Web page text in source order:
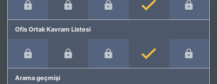
Ofis Ortak Kavram Listesi
Arama geçmişi